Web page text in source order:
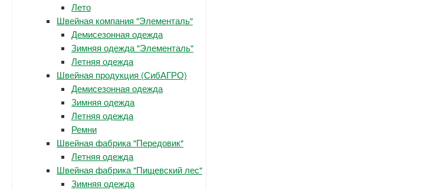
Лето
Швейная компания "Элементаль"
Демисезонная одежда
Зимняя одежда "Элементаль"
Летняя одежда
Швейная продукция (СибАГРО)
Демисезонная одежда
Зимняя одежда
Летняя одежда
Ремни
Швейная фабрика "Передовик"
Летняя одежда
Швейная фабрика "Пищевский лес"
Зимняя одежда